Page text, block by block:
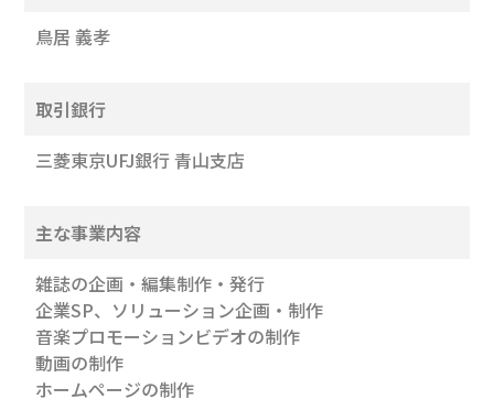
鳥居 義孝
取引銀行
三菱東京UFJ銀行 青山支店
主な事業内容
雑誌の企画・編集制作・発行
企業SP、ソリューション企画・制作
音楽プロモーションビデオの制作
動画の制作
ホームページの制作